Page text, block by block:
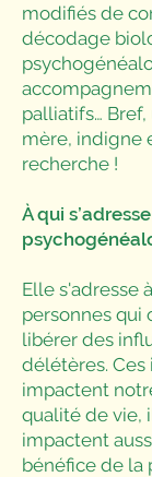
modifiés de
décodage
palliatifs…
mère, indigne
recherche !
À qui
Elle s'adresse
personnes qui
libérer des
délétères. Ces
impactent
qualité de vie,
impactent
bénéfice de la